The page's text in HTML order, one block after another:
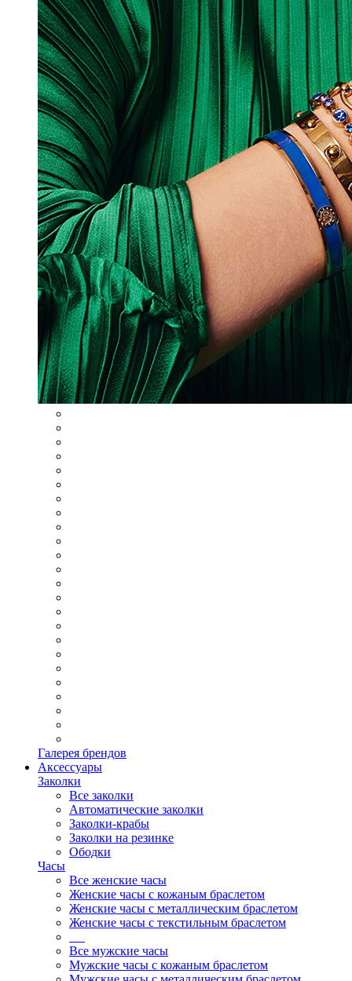
Галерея брендов
Аксессуары
Заколки
Все заколки
Автоматические заколки
Заколки-крабы
Заколки на резинке
Ободки
Часы
Все женские часы
Женские часы с кожаным браслетом
Женские часы с металлическим браслетом
Женские часы с текстильным браслетом
Все мужские часы
Мужские часы с кожаным браслетом